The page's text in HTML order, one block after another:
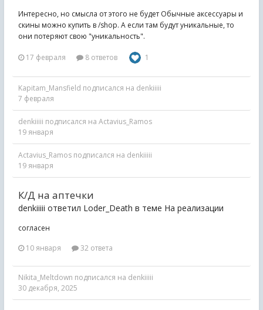
Интересно, но смысла от этого не будет Обычные аксессуары и
скины можно купить в /shop. А если там будут уникальные, то
они потеряют свою "уникальность".
17 февраля 8 ответов 1
Kapitam_Mansfield подписался на denkiiiii
7 февраля
denkiiiii подписался на Actavius_Ramo s
19 января
Actavius_Ramo s подписался на denkiiiii
19 января
К/Д на аптечки
denkiiiii ответил Loder_Death в теме На реализации
согласен
10 января
32 ответа
Nikita_Meltdown подписался на denkiiiii
30 декабря, 2025